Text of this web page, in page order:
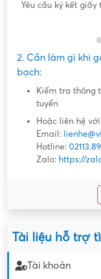
Yêu cầu ký kết
2. Cần làm gì khi
bạch:
Kiểm tra thông
tuyển
Hoặc liên hệ
Email:
Hotline:
Zalo: https://
Tài liệu hỗ trợ
Tài khoản